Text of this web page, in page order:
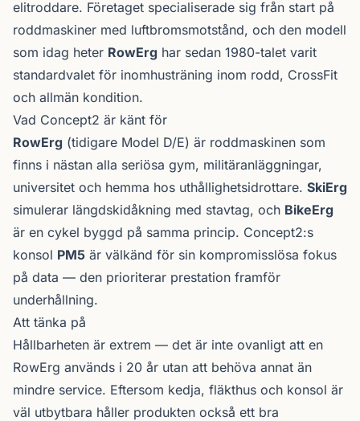
elitroddare. Företaget specialiserade sig från start på
roddmaskiner med luftbroms­motstånd, och den modell
som idag heter RowErg har sedan 1980-talet varit
standardvalet för inomhusträning inom rodd, CrossFit
och allmän kondition.
Vad Concept2 är känt för
RowErg (tidigare Model D/E) är roddmaskinen som
finns i nästan alla seriösa gym, militär­anläggningar,
universitet och hemma hos uthållighetsidrottare. SkiErg
simulerar längdskidåkning med stavtag, och BikeErg
är en cykel byggd på samma princip. Concept2:s
konsol PM5 är välkänd för sin kompromisslösa fokus
på data — den prioriterar prestation framför
underhållning.
Att tänka på
Hållbarheten är extrem — det är inte ovanligt att en
RowErg används i 20 år utan att behöva annat än
mindre service. Eftersom kedja, fläkthus och konsol är
väl utbytbara håller produkten också ett bra